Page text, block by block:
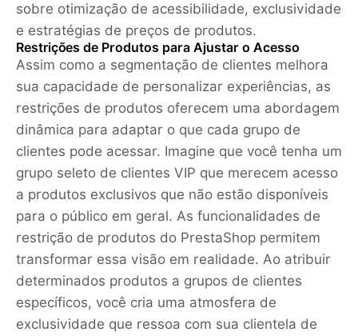
sobre otimização de acessibilidade, exclusividade
e estratégias de preços de produtos.
Restrições de Produtos para Ajustar o Acesso
Assim como a segmentação de clientes melhora
sua capacidade de personalizar experiências, as
restrições de produtos oferecem uma abordagem
dinâmica para adaptar o que cada grupo de
clientes pode acessar. Imagine que você tenha um
grupo seleto de clientes VIP que merecem acesso
a produtos exclusivos que não estão disponíveis
para o público em geral. As funcionalidades de
restrição de produtos do PrestaShop permitem
transformar essa visão em realidade. Ao atribuir
determinados produtos a grupos de clientes
específicos, você cria uma atmosfera de
exclusividade que ressoa com sua clientela de